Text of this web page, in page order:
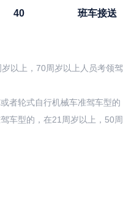
40 班车接送
以上，70周岁以上人员考领
轮式自行机械车准驾车型的
车型的，在21周岁以上，50周